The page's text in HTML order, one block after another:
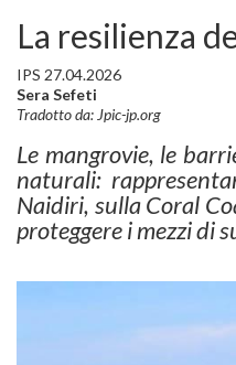
La resilienza
IPS 27.04.2026
Sera Sefeti
Tradotto da: Jpic-jp.org
Le mangrovie, le
naturali:
Naidiri, sulla Coral
proteggere i mezzi di